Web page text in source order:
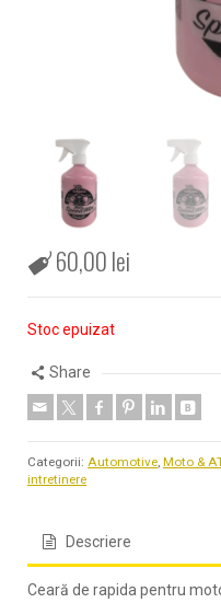
60,00lei
Stoc epuizat
Share
Categorii: Automotive, Moto &
intretinere
Descriere
Ceară de rapida pentru